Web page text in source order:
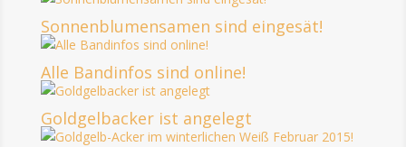
Sonnenblumensamen sind eingesät!
Alle Bandinfos sind online!
Goldgelbacker ist angelegt